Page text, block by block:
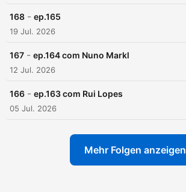
168 - ep.165
19 Jul. 2026
167 - ep.164 com Nuno Markl
12 Jul. 2026
166 - ep.163 com Rui Lopes
05 Jul. 2026
Mehr Folgen anzeigen